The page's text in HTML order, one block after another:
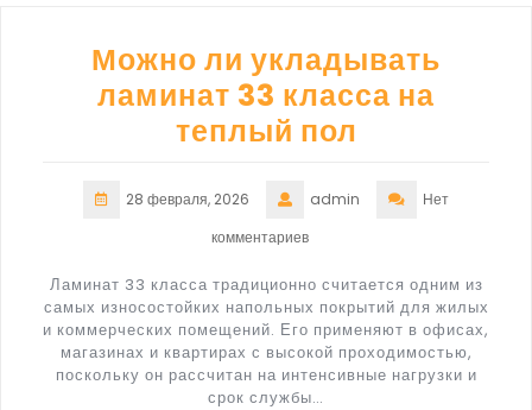
Можно ли укладывать
ламинат 33 класса на
теплый пол
28 февраля, 2026 admin
Нет
комментариев
Ламинат 33 класса традиционно считается одним из
самых износостойких напольных покрытий для жилых
и коммерческих помещений. Его применяют в офисах,
магазинах и квартирах с высокой проходимостью,
поскольку он рассчитан на интенсивные нагрузки и
срок службы…